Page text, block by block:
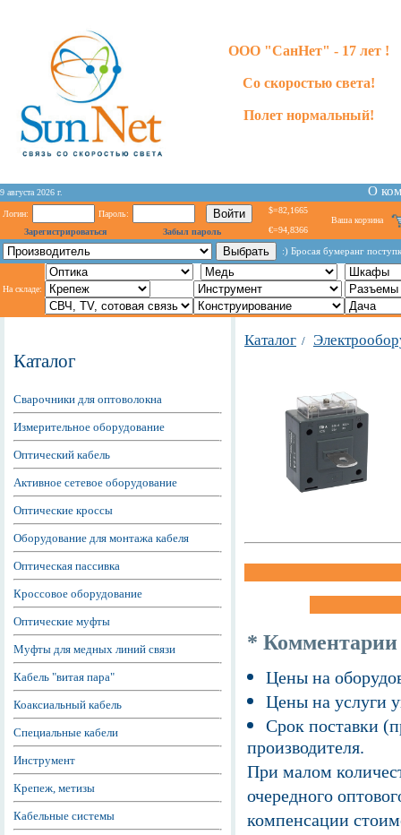
ООО "СанНет" - 17 лет !
Со скоростью света!
Полет нормальный!
9 августа 2026 г. О
Логин:
Пароль:
Зарегистрироваться
Забыл пароль
$=82,1665
€=94,8366
Ваша корзина
:) Бросая бумеранг
На складе:
Каталог
Сварочники для оптоволокна
Измерительное оборудование
Оптический кабель
Активное сетевое оборудование
Оптические кроссы
Оборудование для монтажа кабеля
Оптическая пассивка
Кроссовое оборудование
Оптические муфты
Муфты для медных линий связи
Кабель "витая пара"
Коаксиальный кабель
Специальные кабели
Инструмент
Крепеж, метизы
Кабельные системы
Каталог /
* Комментарии
Цены на
Цены на услуги
Срок поставки
производителя.
При малом
очередного
компенсации